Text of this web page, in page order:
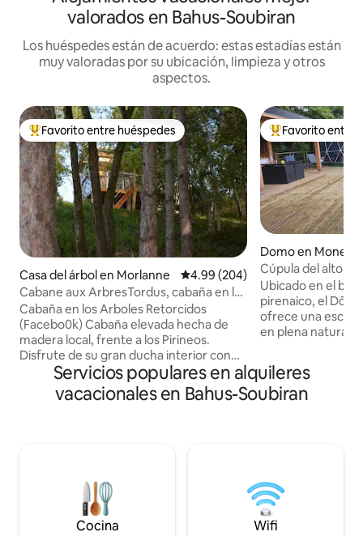
valorados en Bahus-Soubiran
Los huéspedes están de acuerdo: estas estadías están
muy valoradas por su ubicación, limpieza y otros
aspectos.
Favorito entre huéspedes preferido
Favorito entre huéspedes
Casa del árbol en Morlanne Calificación promedio: 4.99 de
4.99 (204)
Cabane aux ArbresTordus, cabaña en lo
alto con vistas a los Pirineos
Cabaña en los Arboles Retorcidos
(Facebo0k) Cabaña elevada hecha de
madera local, frente a los Pirineos.
Disfrute de su gran ducha interior con
vistas al bosque, o de la ducha exterior
natural Cama elástica colgante. Cama
grande de 160*200, sábanas de lino,
castaño... Inodoro seco, Frigorífico,
Estufa de pellets Cestas de desayuno y
servicios gourmet opcionales
Favorito entre
Favorito entre
Domo en Monein
Cúpula del alto
Ubicado en el
pirenaico, el
ofrece una
en plena
evasión, con un
sauna privada y
impresionantes
amantes de la
autenticidad.
Servicios populares en alquileres
vacacionales en Bahus-Soubiran
Cocina Wifi